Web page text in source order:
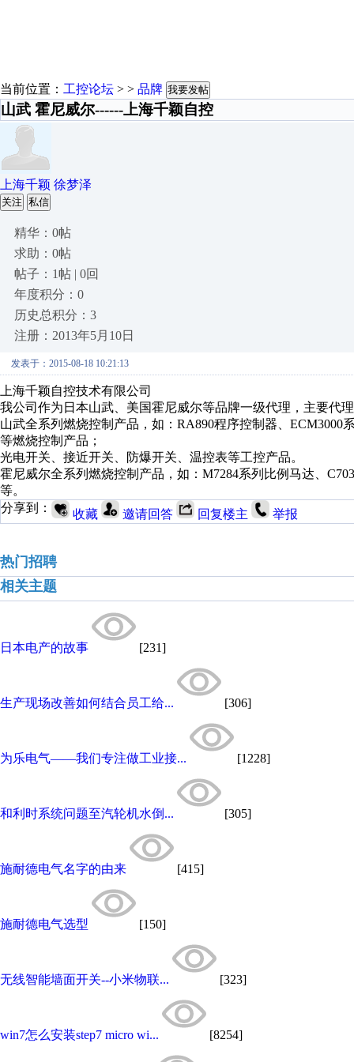
当前位置： 工控论坛 > > 品牌 我要发帖
山武 霍尼威尔------上海千颖自控
上海千颖 徐梦泽
关注 私信
精华：0帖
求助：0帖
帖子：1帖 | 0回
年度积分：0
历史总积分：3
注册：2013年5月10日
发表于：2015-08-18 10:21:13
上海千颖自控技术有限公司
我公司作为日本山武、美国霍尼威尔等品牌一级代理，主要代
山武全系列燃烧控制产品，如：RA890程序控制器、ECM3000
等燃烧控制产品；
光电开关、接近开关、防爆开关、温控表等工控产品。
霍尼威尔全系列燃烧控制产品，如：M7284系列比例马达、
等。
分享到：
收藏 邀请回答 回复楼主 举报
热门招聘
相关主题
日本电产的故事 [231]
生产现场改善如何结合员工给... [306]
为乐电气——我们专注做工业接... [1228]
和利时系统问题至汽轮机水倒... [305]
施耐德电气名字的由来 [415]
施耐德电气选型 [150]
无线智能墙面开关--小米物联... [323]
win7怎么安装step7 micro wi... [8254]